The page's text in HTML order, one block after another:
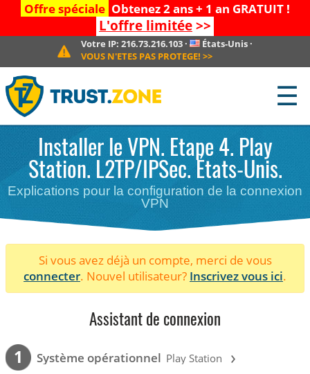
Offre spéciale Obtenez 2 ans + 1 an GRATUIT !
L'offre limitée>>
Votre IP: 216.73.216.103· États-Unis ·
VOUS N'ETES PAS PROTEGE! >>
☰
Installer le VPN. Etape 4. Play
Station. L2TP/IPSec. États-Unis.
Explications pour la configuration de la connexion
VPN
Si vous avez déjà un compte, merci de vous
connecter. Nouvel utilisateur? Inscrivez vous ici.
Assistant de connexion
1 Système opérationnel Play Station ›